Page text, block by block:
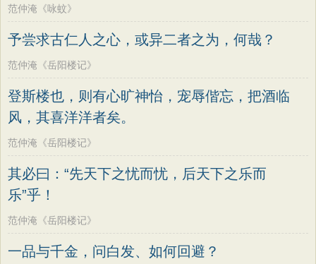
范仲淹《咏蚊》
予尝求古仁人之心，或异二者之为，何哉？
范仲淹《岳阳楼记》
登斯楼也，则有心旷神怡，宠辱偕忘，把酒临
风，其喜洋洋者矣。
范仲淹《岳阳楼记》
其必曰：“先天下之忧而忧，后天下之乐而
乐”乎！
范仲淹《岳阳楼记》
一品与千金，问白发、如何回避？